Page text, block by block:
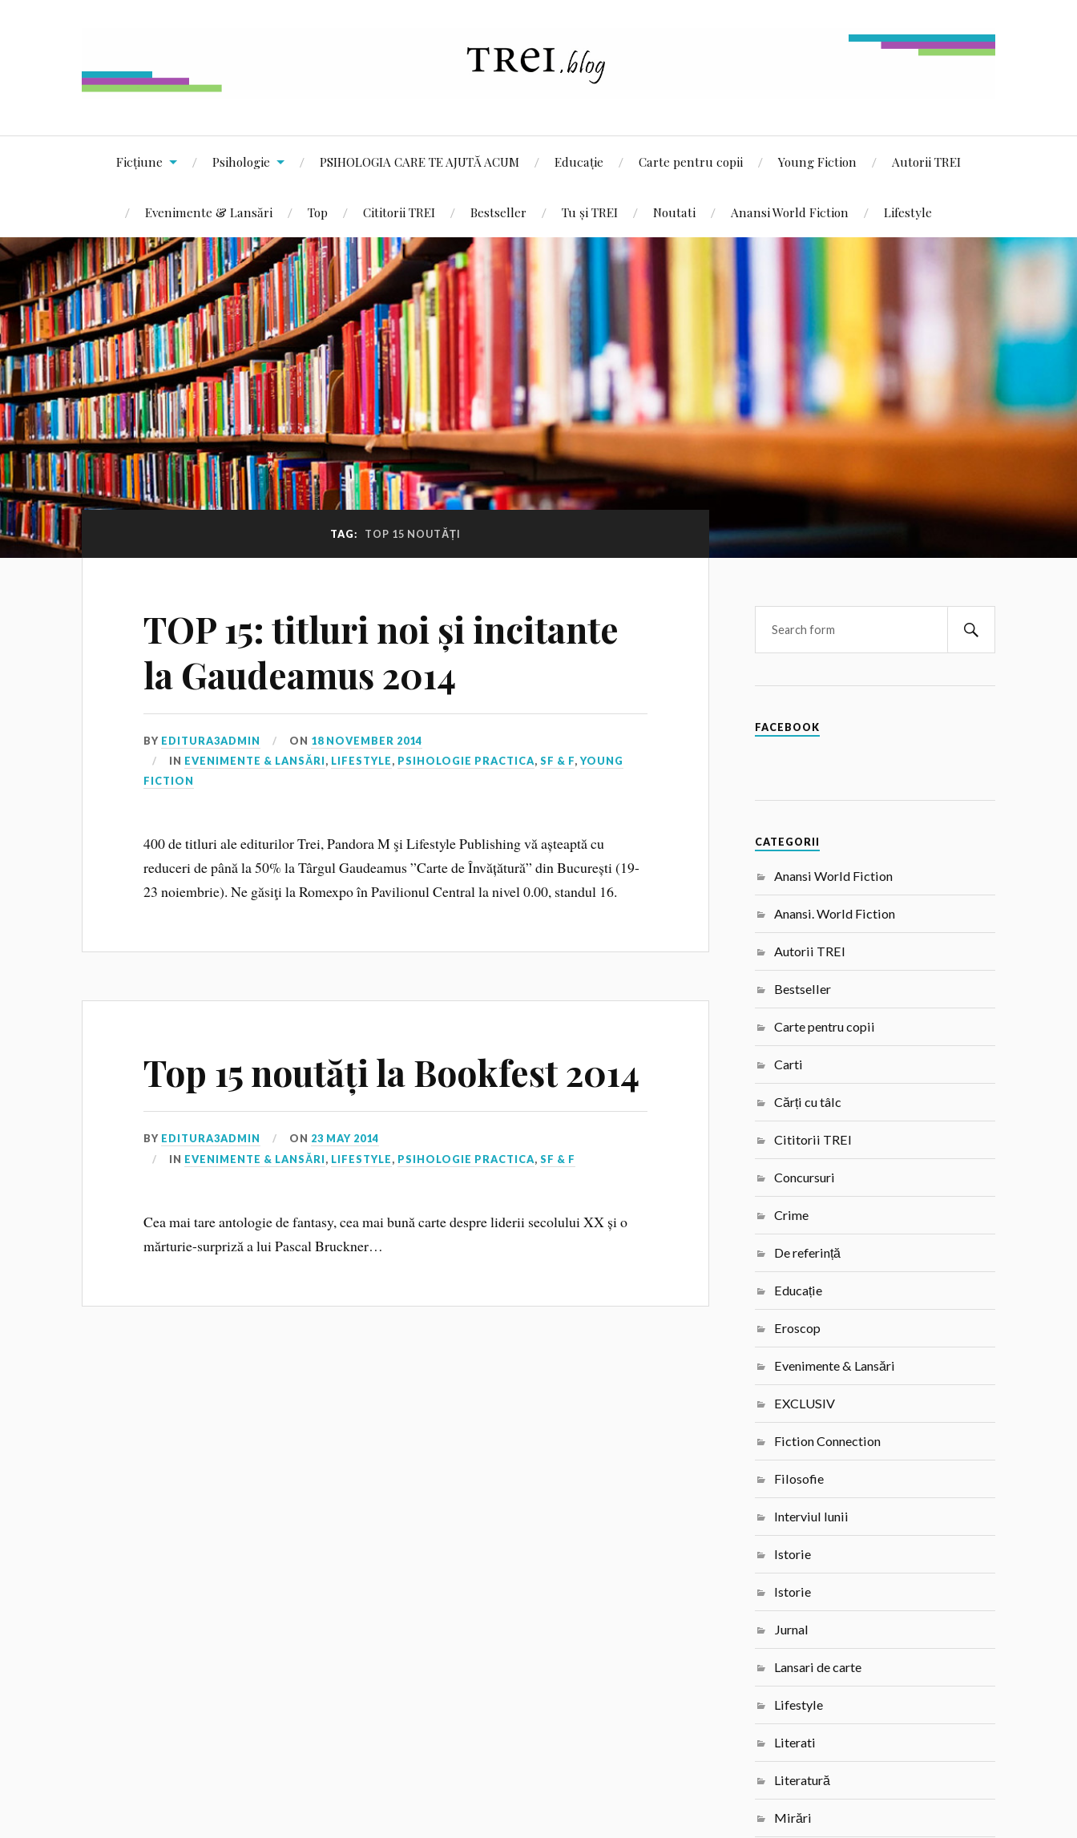
Ficțiune Psihologie PSIHOLOGIA CARE TE AJUTĂ ACUM Educație Carte pentru copii Young Fiction Autorii TREI
Evenimente & Lansări Top Cititorii TREI Bestseller Tu și TREI Noutati Anansi World Fiction Lifestyle
TAG: TOP 15 NOUTĂȚI
TOP 15: titluri noi și incitante
la Gaudeamus 2014
BY EDITURA3ADMIN ON 18 NOVEMBER 2014
IN EVENIMENTE & LANSĂRI, LIFESTYLE, PSIHOLOGIE PRACTICA,SF & F,YOUNG
FICTION
400 de titluri ale editurilor Trei, Pandora M şi Lifestyle Publishing vă așteaptă cu
reduceri de până la 50% la Târgul Gaudeamus ”Carte de Învățătură” din București (19-
23 noiembrie). Ne găsiţi la Romexpo în Pavilionul Central la nivel 0.00, standul 16.
Top 15 noutăți la Bookfest 2014
BY EDITURA3ADMIN ON 23 MAY 2014
IN EVENIMENTE & LANSĂRI, LIFESTYLE, PSIHOLOGIE PRACTICA,SF & F
Cea mai tare antologie de fantasy, cea mai bună carte despre liderii secolului XX și o
mărturie-surpriză a lui Pascal Bruckner…
FACEBOOK
CATEGORII
Anansi World Fiction
Anansi. World Fiction
Autorii TREI
Bestseller
Carte pentru copii
Carti
Cărți cu tâlc
Cititorii TREI
Concursuri
Crime
De referință
Educație
Eroscop
Evenimente & Lansări
EXCLUSIV
Fiction Connection
Filosofie
Interviul lunii
Istorie
Istorie
Jurnal
Lansari de carte
Lifestyle
Literati
Literatură
Mirări